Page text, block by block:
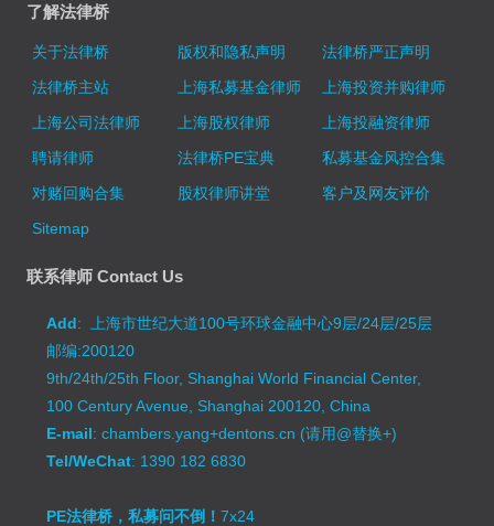
了解法律桥
关于法律桥 版权和隐私声明
法律桥严正声明
法律桥主站
上海私募基金律师
上海投资并购律师
上海公司法律师
上海股权律师
上海投融资律师
聘请律师
法律桥PE宝典
私募基金风控合集
对赌回购合集
股权律师讲堂
客户及网友评价
Sitemap
联系律师 Contact Us
Add: 上海市世纪大道100号环球金融中心9层/24层/25层
邮编:200120
9th/24th/25th Floor, Shanghai World Financial Center,
100 Century Avenue, Shanghai 200120, China
E-mail: chambers.yang+dentons.cn (请用@替换+)
Tel/WeChat: 1390 182 6830
PE法律桥，私募问不倒！7x24